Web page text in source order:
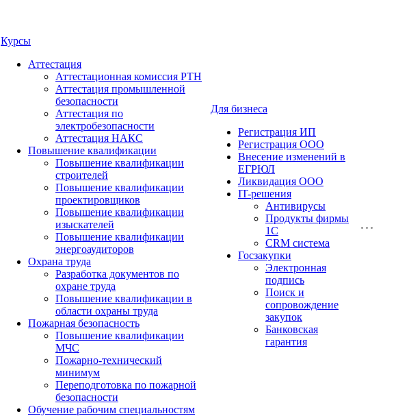
Курсы
Аттестация
Аттестационная комиссия РТН
Аттестация промышленной
безопасности
Аттестация по
электробезопасности
Аттестация НАКС
Повышение квалификации
Повышение квалификации
строителей
Повышение квалификации
проектировщиков
Повышение квалификации
изыскателей
Повышение квалификации
энергоаудиторов
Охрана труда
Разработка документов по
охране труда
Повышение квалификации в
области охраны труда
Пожарная безопасность
Повышение квалификации
МЧС
Пожарно-технический
минимум
Переподготовка по пожарной
безопасности
Обучение рабочим специальностям
Для бизнеса
Регистрация ИП
Регистрация ООО
Внесение изменений в
ЕГРЮЛ
Ликвидация ООО
IT-решения
Антивирусы
Продукты фирмы
1C
CRM система
Госзакупки
Электронная
подпись
Поиск и
сопровождение
закупок
Банковская
гарантия